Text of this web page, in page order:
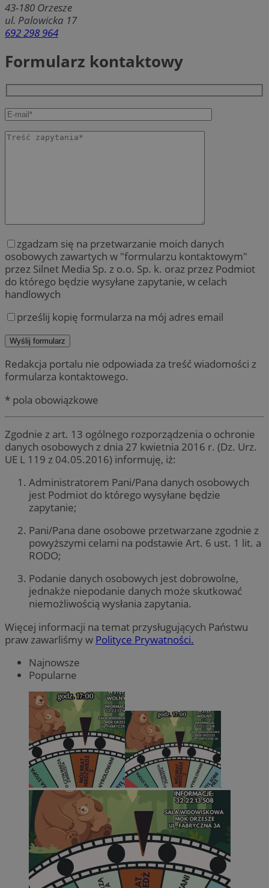
43-180 Orzesze
ul. Palowicka 17
692 298 964
Formularz kontaktowy
zgadzam się na przetwarzanie moich danych
osobowych zawartych w "formularzu kontaktowym"
przez Silnet Media Sp. z o.o. Sp. k. oraz przez Podmiot
do którego będzie wysyłane zapytanie, w celach
handlowych
prześlij kopię formularza na mój adres email
Redakcja portalu nie odpowiada za treść wiadomości z
formularza kontaktowego.
* pola obowiązkowe
Zgodnie z art. 13 ogólnego rozporządzenia o ochronie
danych osobowych z dnia 27 kwietnia 2016 r. (Dz. Urz.
UE L 119 z 04.05.2016) informuję, iż:
Administratorem Pani/Pana danych osobowych
jest Podmiot do którego wysyłane będzie
zapytanie;
Pani/Pana dane osobowe przetwarzane zgodnie z
powyższymi celami na podstawie Art. 6 ust. 1 lit. a
RODO;
Podanie danych osobowych jest dobrowolne,
jednakże niepodanie danych może skutkować
niemożliwością wysłania zapytania.
Więcej informacji na temat przysługujących Państwu
praw zawarliśmy w Polityce Prywatności.
Najnowsze
Popularne